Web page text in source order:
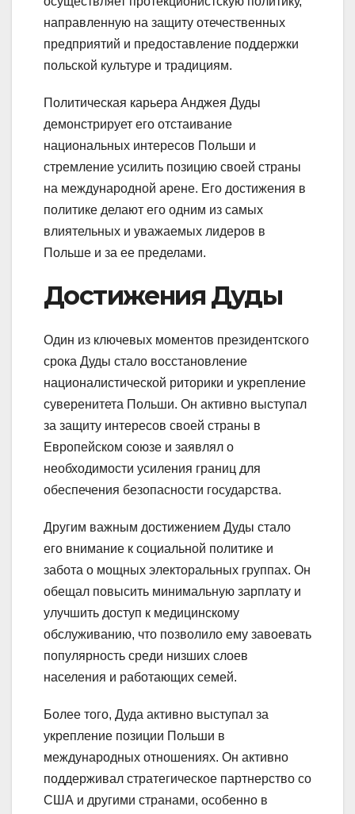
направленную на защиту отечественных
предприятий и предоставление поддержки
польской культуре и традициям.
Политическая карьера Анджея Дуды
демонстрирует его отстаивание
национальных интересов Польши и
стремление усилить позицию своей страны
на международной арене. Его достижения в
политике делают его одним из самых
влиятельных и уважаемых лидеров в
Польше и за ее пределами.
Достижения Дуды
Один из ключевых моментов президентского
срока Дуды стало восстановление
националистической риторики и укрепление
суверенитета Польши. Он активно выступал
за защиту интересов своей страны в
Европейском союзе и заявлял о
необходимости усиления границ для
обеспечения безопасности государства.
Другим важным достижением Дуды стало
его внимание к социальной политике и
забота о мощных электоральных группах. Он
обещал повысить минимальную зарплату и
улучшить доступ к медицинскому
обслуживанию, что позволило ему завоевать
популярность среди низших слоев
населения и работающих семей.
Более того, Дуда активно выступал за
укрепление позиции Польши в
международных отношениях. Он активно
поддерживал стратегическое партнерство со
США и другими странами, особенно в